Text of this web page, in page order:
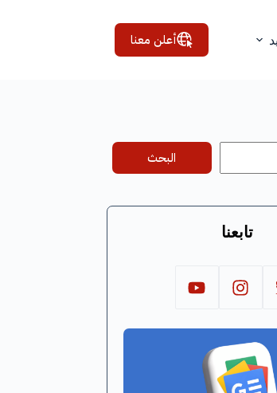
أعلن معنا
البحث
تابعنا